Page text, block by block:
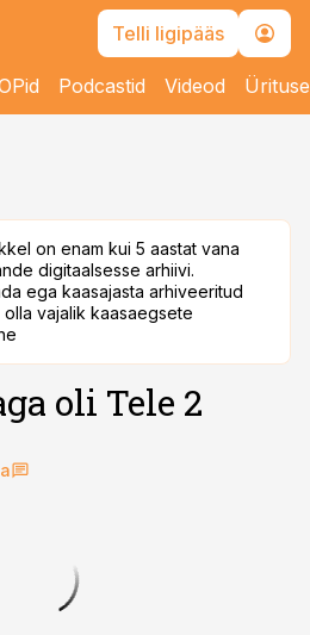
Telli ligipääs
Podcastid Videod
on enam kui 5 aastat vana
digitaalsesse arhiivi.
ega kaasajasta arhiveeritud
vajalik kaasaegsete
oli Tele 2